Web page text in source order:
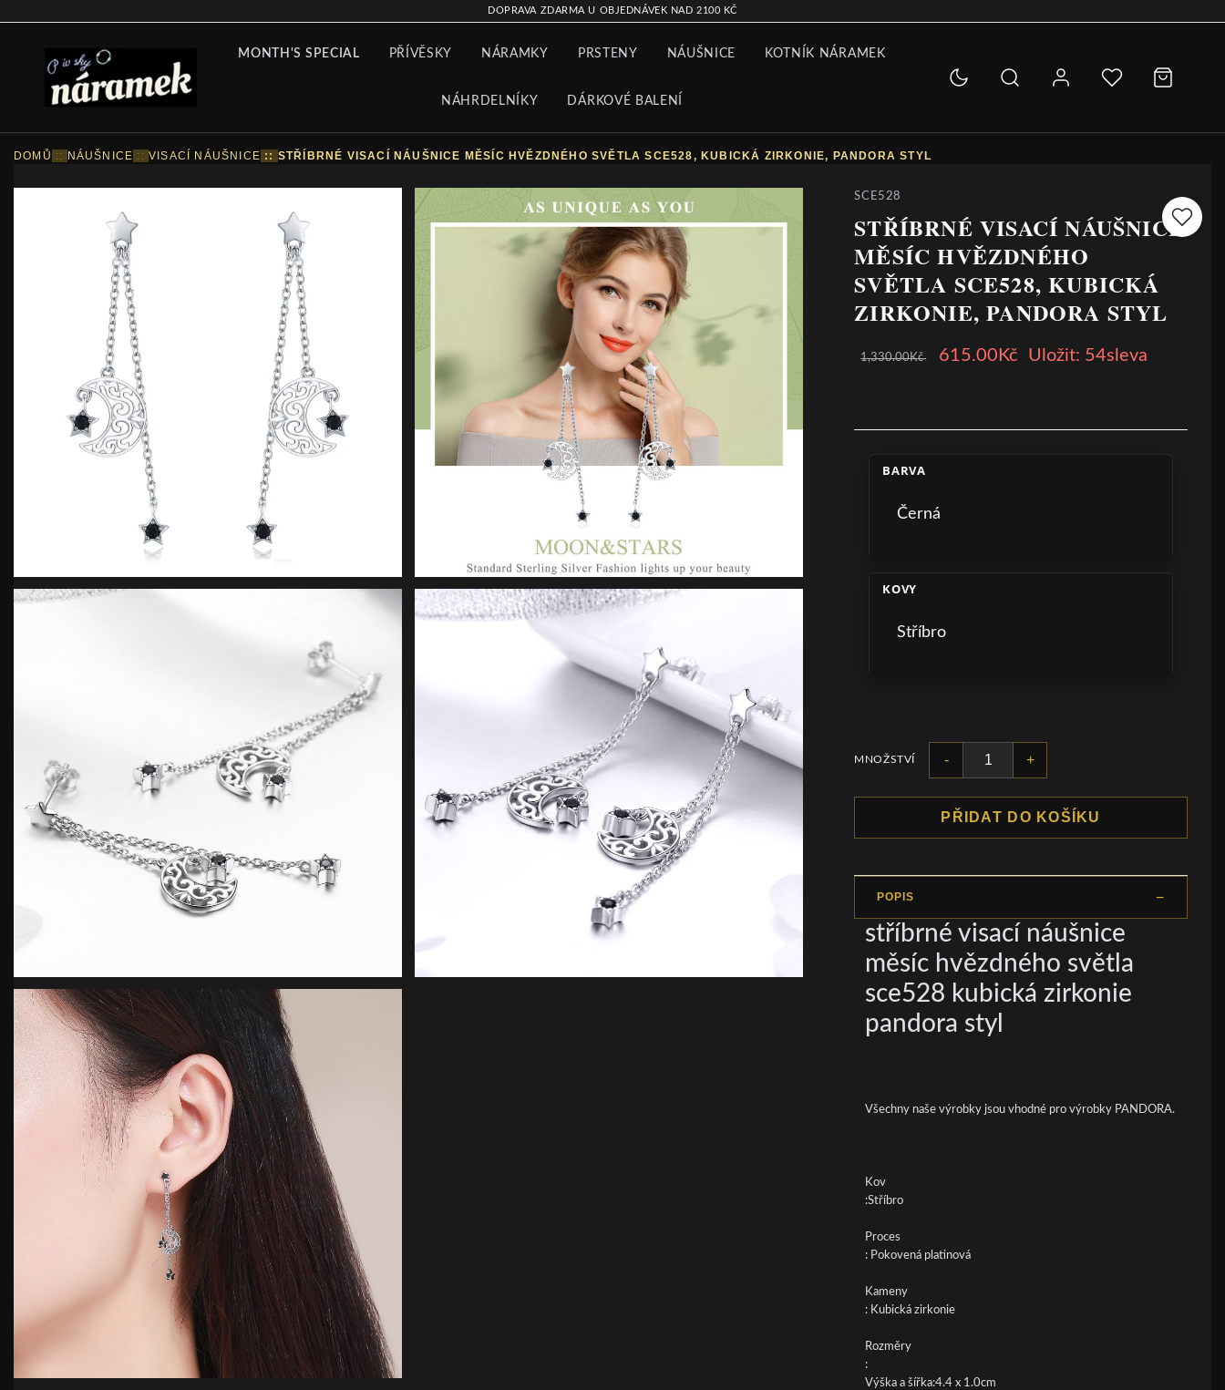
DOPRAVA ZDARMA U OBJEDNÁVEK NAD 2100 KČ
MONTH'S SPECIAL PŘÍVĚSKY NÁRAMKY PRSTENY NÁUŠNICE KOTNÍK NÁRAMEK
NÁHRDELNÍKY DÁRKOVÉ BALENÍ
DOMŮ :: NÁUŠNICE ::VISACÍ NÁUŠNICE :: STŘÍBRNÉ VISACÍ NÁUŠNICE MĚSÍC HVĚZDNÉHO SVĚTLA SCE528, KUBICKÁ ZIRKONIE, PANDORA STYL
SCE528
STŘÍBRNÉ VISACÍ NÁUŠNICE
MĚSÍC HVĚZDNÉHO
SVĚTLA SCE528, KUBICKÁ
ZIRKONIE, PANDORA STYL
1,330.00Kč 615.00Kč Uložit: 54sleva
BARVA
Černá
KOVY
Stříbro
MNOŽSTVÍ - +
PŘIDAT DO KOŠÍKU
POPIS
stříbrné visací náušnice
měsíc hvězdného světla
sce528 kubická zirkonie
pandora styl
Všechny naše výrobky jsou vhodné pro výrobky PANDORA.
Kov
:Stříbro
Proces
: Pokovená platinová
Kameny
: Kubická zirkonie
Rozměry
:
Výška a šířka:4.4 x 1.0cm